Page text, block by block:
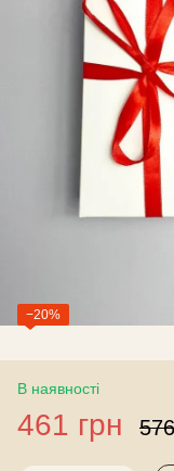
−20%
В наявності
461 грн